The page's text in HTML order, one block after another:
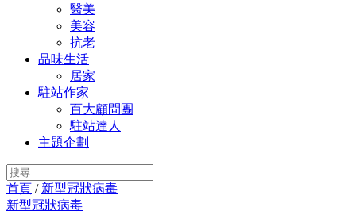
醫美
美容
抗老
品味生活
居家
駐站作家
百大顧問團
駐站達人
主題企劃
首頁 / 新型冠狀病毒
新型冠狀病毒